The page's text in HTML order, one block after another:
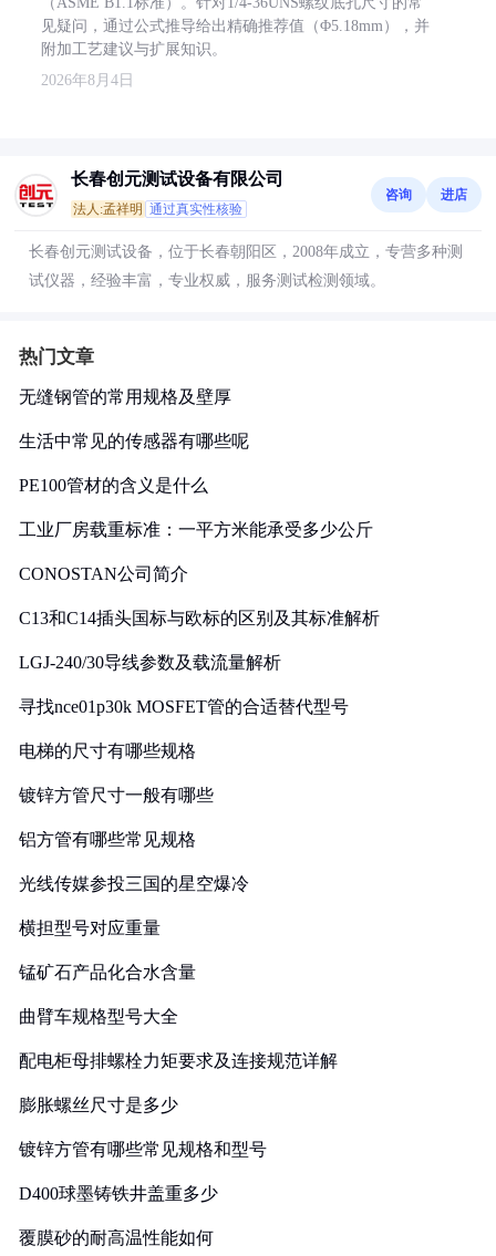
见疑问，通过公式推导给出精确推荐值（Φ5.18mm），并
附加工艺建议与扩展知识。
2026年8月4日
长春创元测试设备有限公司
法人:孟祥明 通过真实性核验
咨询 进店
长春创元测试设备，位于长春朝阳区，2008年成立，专营多种测
试仪器，经验丰富，专业权威，服务测试检测领域。
热门文章
无缝钢管的常用规格及壁厚
生活中常见的传感器有哪些呢
PE100管材的含义是什么
工业厂房载重标准：一平方米能承受多少公斤
CONOSTAN公司简介
C13和C14插头国标与欧标的区别及其标准解析
LGJ-240/30导线参数及载流量解析
寻找nce01p30k MOSFET管的合适替代型号
电梯的尺寸有哪些规格
镀锌方管尺寸一般有哪些
铝方管有哪些常见规格
光线传媒参投三国的星空爆冷
横担型号对应重量
锰矿石产品化合水含量
曲臂车规格型号大全
配电柜母排螺栓力矩要求及连接规范详解
膨胀螺丝尺寸是多少
镀锌方管有哪些常见规格和型号
D400球墨铸铁井盖重多少
覆膜砂的耐高温性能如何